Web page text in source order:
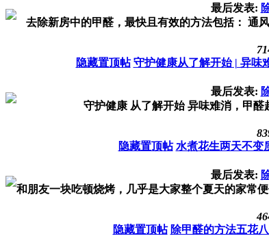
最后发表:
去除新房中的甲醛，最快且有效的方法包括： 通
隐藏置顶帖 守护健康从了解开始 | 异味
最后发表:
守护健康 从了解开始 异味难消，甲
隐藏置顶帖 水煮花生两天不变
最后发表:
和朋友一块吃顿烧烤，几乎是大家整个夏天的家常
隐藏置顶帖 除甲醛的方法五花